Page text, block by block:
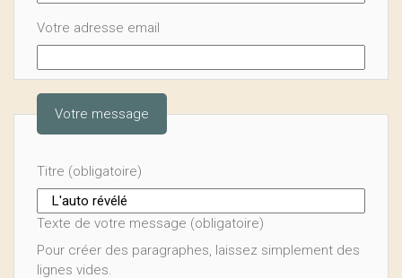
Votre adresse email
Votre message
Titre (obligatoire)
Texte de votre message (obligatoire)
Pour créer des paragraphes, laissez simplement des
lignes vides.